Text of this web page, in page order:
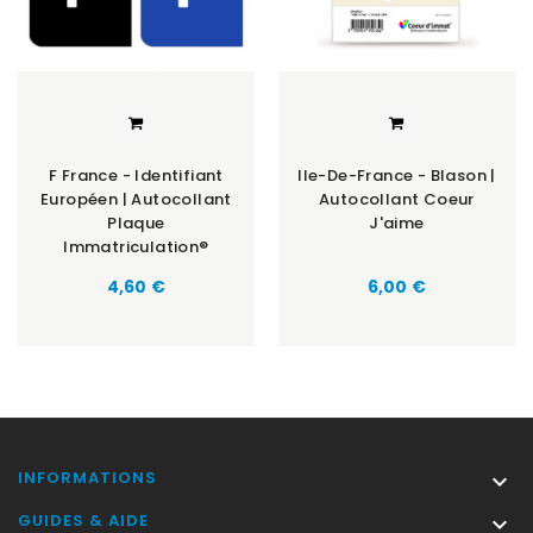
F France - Identifiant
Européen | Autocollant
Plaque
Immatriculation®
Prix
4,60 €
Ile-De-France - Blason |
Autocollant Coeur
J'aime
Prix
6,00 €
INFORMATIONS 
GUIDES & AIDE 